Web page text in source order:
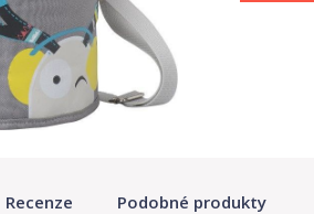
Recenze Podobné produkty